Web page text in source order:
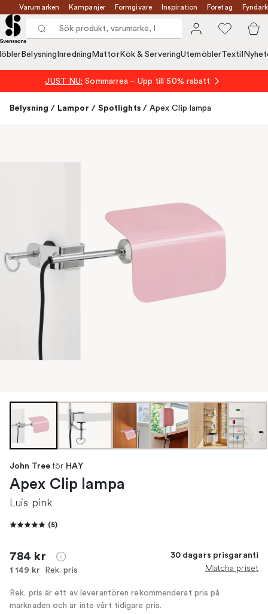
Varumärken Kampanjer Formgivare Inspiration Företag
Belysning Inredning MattorKök & ServeringUtemöblerTextil
JUST NU: Sommarrea – Upp till 50% rabatt
Belysning / Lampor / Spotlights / Apex Clip lampa
John Tree för HAY
Apex Clip lampa
Luis pink
(5)
784 kr
1 149 kr Rek. pris
30 dagars prisgaranti
Matcha priset
Rek. pris är ett av leverantören rekommenderat pris på
marknaden och är inte vårt tidigare pris.